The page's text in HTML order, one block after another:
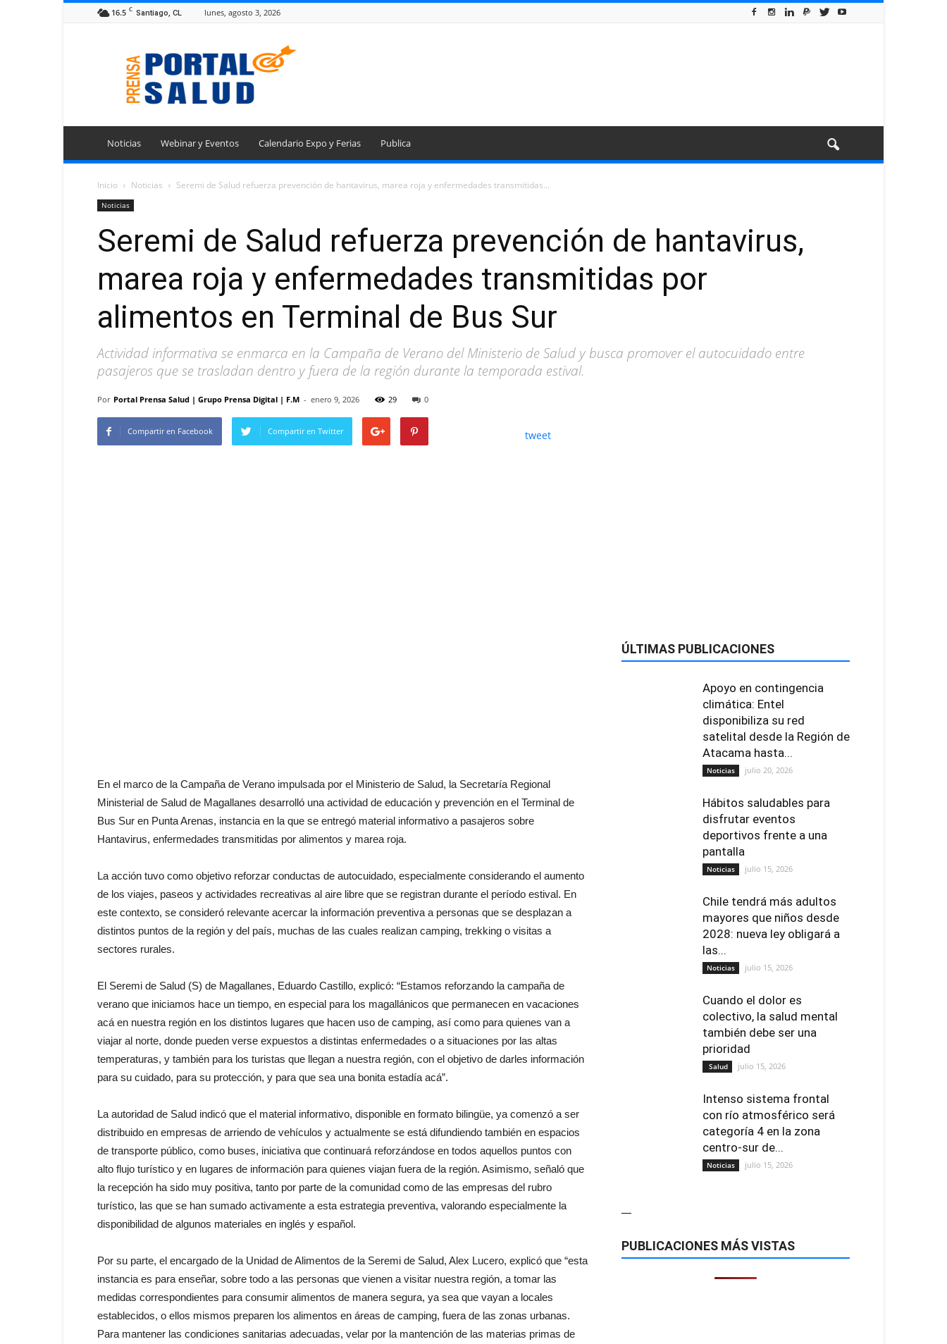
16.5 C Santiago, CL lunes, agosto 3, 2026
Portal
Prensa
Salud
Noticias Webinar y Eventos Calendario Expo y Ferias Publica
Inicio Noticias Seremi de Salud refuerza prevención de hantavirus, marea roja y enfermedades transmitidas...
Noticias
Seremi de Salud refuerza prevención de hantavirus,
marea roja y enfermedades transmitidas por
alimentos en Terminal de Bus Sur
Actividad informativa se enmarca en la Campaña de Verano del Ministerio de Salud y busca promover el autocuidado entre
pasajeros que se trasladan dentro y fuera de la región durante la temporada estival.
Por Portal Prensa Salud | Grupo Prensa Digital | F.M - enero 9, 2026 29 0
Compartir en Facebook Compartir en Twitter tweet
En el marco de la Campaña de Verano impulsada por el Ministerio de Salud, la Secretaría Regional
Ministerial de Salud de Magallanes desarrolló una actividad de educación y prevención en el Terminal de
Bus Sur en Punta Arenas, instancia en la que se entregó material informativo a pasajeros sobre
Hantavirus, enfermedades transmitidas por alimentos y marea roja.
La acción tuvo como objetivo reforzar conductas de autocuidado, especialmente considerando el aumento
de los viajes, paseos y actividades recreativas al aire libre que se registran durante el período estival. En
este contexto, se consideró relevante acercar la información preventiva a personas que se desplazan a
distintos puntos de la región y del país, muchas de las cuales realizan camping, trekking o visitas a
sectores rurales.
El Seremi de Salud (S) de Magallanes, Eduardo Castillo, explicó: “Estamos reforzando la campaña de
verano que iniciamos hace un tiempo, en especial para los magallánicos que permanecen en vacaciones
acá en nuestra región en los distintos lugares que hacen uso de camping, así como para quienes van a
viajar al norte, donde pueden verse expuestos a distintas enfermedades o a situaciones por las altas
temperaturas, y también para los turistas que llegan a nuestra región, con el objetivo de darles información
para su cuidado, para su protección, y para que sea una bonita estadía acá”.
La autoridad de Salud indicó que el material informativo, disponible en formato bilingüe, ya comenzó a ser
distribuido en empresas de arriendo de vehículos y actualmente se está difundiendo también en espacios
de transporte público, como buses, iniciativa que continuará reforzándose en todos aquellos puntos con
alto flujo turístico y en lugares de información para quienes viajan fuera de la región. Asimismo, señaló que
la recepción ha sido muy positiva, tanto por parte de la comunidad como de las empresas del rubro
turístico, las que se han sumado activamente a esta estrategia preventiva, valorando especialmente la
disponibilidad de algunos materiales en inglés y español.
Por su parte, el encargado de la Unidad de Alimentos de la Seremi de Salud, Alex Lucero, explicó que “esta
instancia es para enseñar, sobre todo a las personas que vienen a visitar nuestra región, a tomar las
medidas correspondientes para consumir alimentos de manera segura, ya sea que vayan a locales
establecidos, o ellos mismos preparen los alimentos en áreas de camping, fuera de las zonas urbanas.
Para mantener las condiciones sanitarias adecuadas, velar por la mantención de las materias primas de
ÚLTIMAS PUBLICACIONES
Apoyo en contingencia
climática: Entel
disponibiliza su red
satelital desde la Región de
Atacama hasta...
Noticias julio 20, 2026
Hábitos saludables para
disfrutar eventos
deportivos frente a una
pantalla
Noticias julio 15, 2026
Chile tendrá más adultos
mayores que niños desde
2028: nueva ley obligará a
las...
Noticias julio 15, 2026
Cuando el dolor es
colectivo, la salud mental
también debe ser una
prioridad
Salud julio 15, 2026
Intenso sistema frontal
con río atmosférico será
categoría 4 en la zona
centro-sur de...
Noticias julio 15, 2026
—
PUBLICACIONES MÁS VISTAS